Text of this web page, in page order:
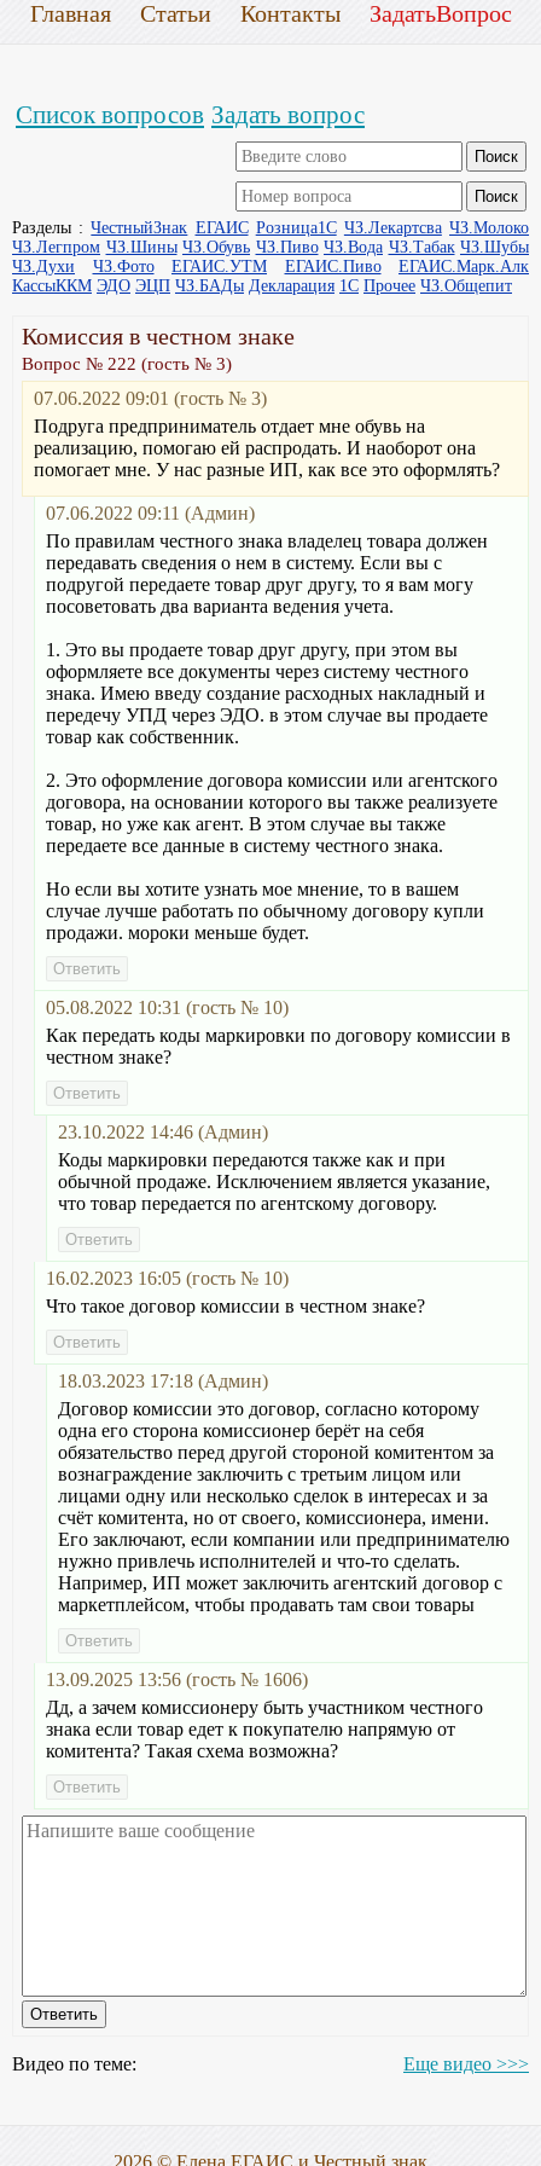
Главная Статьи Контакты ЗадатьВопрос
Список вопросов Задать вопрос
Разделы :ЧестныйЗнак ЕГАИС Розница1С ЧЗ.Лекартсва ЧЗ.Молоко
ЧЗ.Легпром ЧЗ.Шины ЧЗ.Обувь ЧЗ.Пиво ЧЗ.Вода ЧЗ.Табак ЧЗ.Шубы
ЧЗ.Духи
ЧЗ.Фото ЕГАИС.УТМ ЕГАИС.Пиво
ЕГАИС.Марк.Алк
КассыККМ ЭДО ЭЦП ЧЗ.БАДы Декларация 1С Прочее ЧЗ.Общепит
Комиссия в честном знаке
Вопрос № 222 (гость № 3)
07.06.2022 09:01 (гость № 3)
Подруга предприниматель отдает мне обувь на
реализацию, помогаю ей распродать. И наоборот она
помогает мне. У нас разные ИП, как все это оформлять?
07.06.2022 09:11 (Админ)
По правилам честного знака владелец товара должен
передавать сведения о нем в систему. Если вы с
подругой передаете товар друг другу, то я вам могу
посоветовать два варианта ведения учета.
1. Это вы продаете товар друг другу, при этом вы
оформляете все документы через систему честного
знака. Имею введу создание расходных накладный и
передечу УПД через ЭДО. в этом случае вы продаете
товар как собственник.
2. Это оформление договора комиссии или агентского
договора, на основании которого вы также реализуете
товар, но уже как агент. В этом случае вы также
передаете все данные в систему честного знака.
Но если вы хотите узнать мое мнение, то в вашем
случае лучше работать по обычному договору купли
продажи. мороки меньше будет.
05.08.2022 10:31 (гость № 10)
Как передать коды маркировки по договору комиссии в
честном знаке?
23.10.2022 14:46 (Админ)
Коды маркировки передаются также как и при
обычной продаже. Исключением является указание,
что товар передается по агентскому договору.
16.02.2023 16:05 (гость № 10)
Что такое договор комиссии в честном знаке?
18.03.2023 17:18 (Админ)
Договор комиссии это договор, согласно которому
одна его сторона комиссионер берёт на себя
обязательство перед другой стороной комитентом за
вознаграждение заключить с третьим лицом или
лицами одну или несколько сделок в интересах и за
счёт комитента, но от своего, комиссионера, имени.
Его заключают, если компании или предпринимателю
нужно привлечь исполнителей и что-то сделать.
Например, ИП может заключить агентский договор с
маркетплейсом, чтобы продавать там свои товары
13.09.2025 13:56 (гость № 1606)
Дд, а зачем комиссионеру быть участником честного
знака если товар едет к покупателю напрямую от
комитента? Такая схема возможна?
Видео по теме: Еще видео >>>
2026 © Елена ЕГАИС и Честный знак